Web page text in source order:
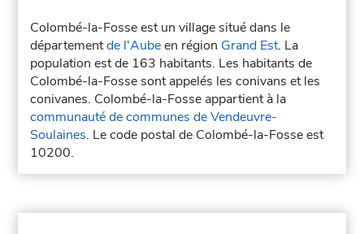
Colombé-la-Fosse est un village situé dans le
départementde l'Aubeen région Grand Est. La
population est de 163 habitants. Les habitants de
Colombé-la-Fosse sont appelés les conivans et les
conivanes. Colombé-la-Fosse appartient à la
communauté de communes de Vendeuvre-
Soulaines. Le code postal de Colombé-la-Fosse est
10200.